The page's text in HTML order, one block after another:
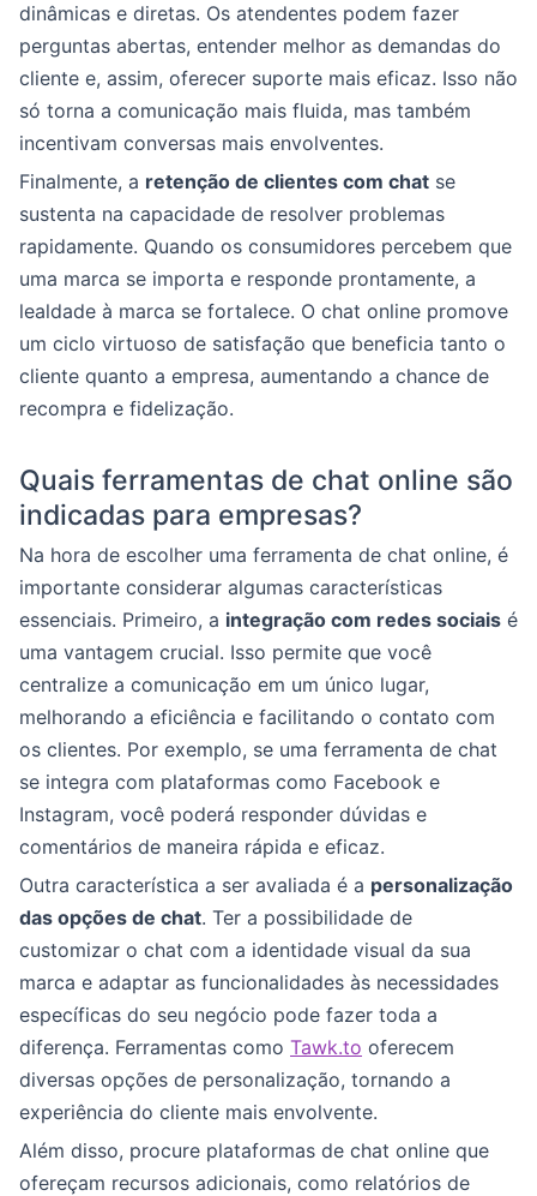
dinâmicas e diretas. Os atendentes podem fazer
perguntas abertas, entender melhor as demandas do
cliente e, assim, oferecer suporte mais eficaz. Isso não
só torna a comunicação mais fluida, mas também
incentivam conversas mais envolventes.
Finalmente, a retenção de clientes com chat se
sustenta na capacidade de resolver problemas
rapidamente. Quando os consumidores percebem que
uma marca se importa e responde prontamente, a
lealdade à marca se fortalece. O chat online promove
um ciclo virtuoso de satisfação que beneficia tanto o
cliente quanto a empresa, aumentando a chance de
recompra e fidelização.
Quais ferramentas de chat online são
indicadas para empresas?
Na hora de escolher uma ferramenta de chat online, é
importante considerar algumas características
essenciais. Primeiro, a integração com redes sociais é
uma vantagem crucial. Isso permite que você
centralize a comunicação em um único lugar,
melhorando a eficiência e facilitando o contato com
os clientes. Por exemplo, se uma ferramenta de chat
se integra com plataformas como Facebook e
Instagram, você poderá responder dúvidas e
comentários de maneira rápida e eficaz.
Outra característica a ser avaliada é a personalização
das opções de chat. Ter a possibilidade de
customizar o chat com a identidade visual da sua
marca e adaptar as funcionalidades às necessidades
específicas do seu negócio pode fazer toda a
diferença. Ferramentas como Tawk.to oferecem
diversas opções de personalização, tornando a
experiência do cliente mais envolvente.
Além disso, procure plataformas de chat online que
ofereçam recursos adicionais, como relatórios de